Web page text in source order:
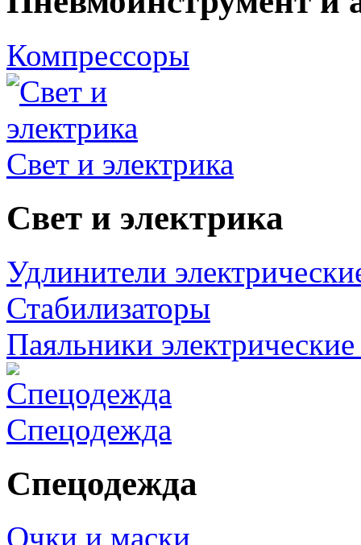
Компрессоры
Свет и электрика
Свет и электрика
Удлинители
Стабилизаторы
Паяльники
Спецодежда
Спецодежда
Очки и маски